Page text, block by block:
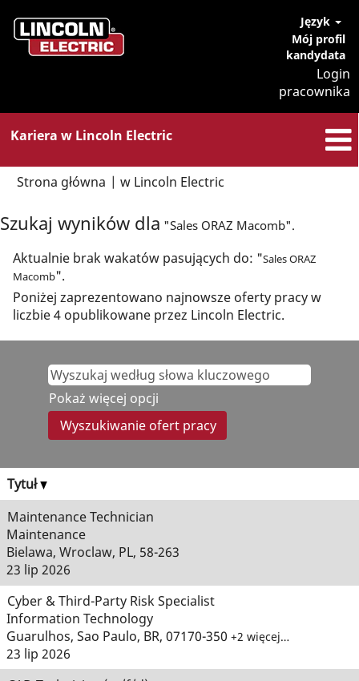
Język
Mój profil
kandydata
Login
pracownika
Kariera w Lincoln Electric
Strona główna | w Lincoln Electric
Szukaj wyników dla "Sales ORAZ Macomb".
Aktualnie brak wakatów pasujących do: "Sales ORAZ
Macomb".
Poniżej zaprezentowano najnowsze oferty pracy w
liczbie 4 opublikowane przez Lincoln Electric.
Pokaż więcej opcji
Tytuł
Maintenance Technician
Maintenance
Bielawa, Wroclaw, PL, 58-263
23 lip 2026
Cyber & Third-Party Risk Specialist
Information Technology
Guarulhos, Sao Paulo, BR, 07170-350 +2 więcej…
23 lip 2026